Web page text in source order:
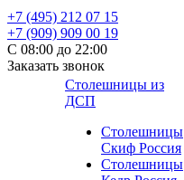
+7 (495) 212 07 15
+7 (909) 909 00 19
С 08:00 до 22:00
Заказать звонок
Столешницы из
ДСП
Столешницы
Скиф Россия
Столешницы